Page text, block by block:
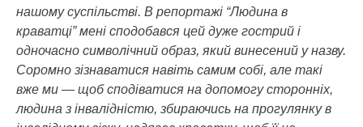
нашому суспільстві. В репортажі “Людина в
краватці” мені сподобався цей дуже гострий і
одночасно символічний образ, який винесений у назву.
Соромно зізнаватися навіть самим собі, але такі
вже ми — щоб сподіватися на допомогу сторонніх,
людина з інвалідністю, збираючись на прогулянку в